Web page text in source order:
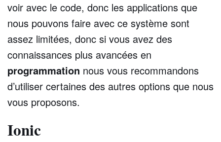
voir avec le code, donc les applications que
nous pouvons faire avec ce système sont
assez limitées, donc si vous avez des
connaissances plus avancées en
programmation nous vous recommandons
d’utiliser certaines des autres options que nous
vous proposons.
Ionic